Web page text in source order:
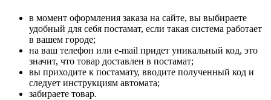
в момент оформления заказа на сайте, вы выбираете
удобный для себя постамат, если такая система работает
в вашем городе;
на ваш телефон или e-mail придет уникальный код, это
значит, что товар доставлен в постамат;
вы приходите к постамату, вводите полученный код и
следует инструкциям автомата;
забираете товар.